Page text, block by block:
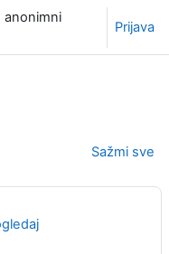
anonimni
Prijava
Sažmi sve